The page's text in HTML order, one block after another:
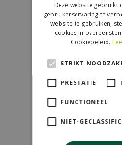
GroenRijk de
Donau
2491 BB Den
Woensdag
Deze website gebruikt
gebruikerservaring te
website te gebruiken,
cookies in
Cookiebeleid.
STRIKT
PRESTATIE
FUNCTIONEEL
NIET-